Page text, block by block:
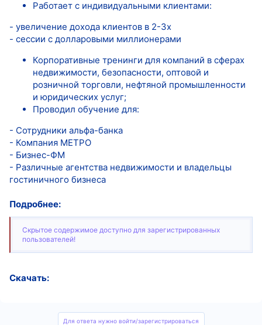
Работает с индивидуальными клиентами:
- увеличение дохода клиентов в 2-3х
- сессии с долларовыми миллионерами
Корпоративные тренинги для компаний в сферах
недвижимости, безопасности, оптовой и
розничной торговли, нефтяной промышленности
и юридических услуг;
Проводил обучение для:
- Сотрудники альфа-банка
- Компания МЕТРО
- Бизнес-ФМ
- Различные агентства недвижимости и владельцы
гостиничного бизнеса
Подробнее:
Скрытое содержимое доступно для зарегистрированных
пользователей!
Скачать:
Для ответа нужно войти/зарегистрироваться